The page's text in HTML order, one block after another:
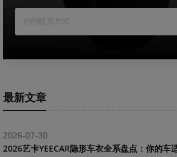
最新文章
2026-07-30
2026艺卡YEECAR隐形车衣全系盘点：你的车